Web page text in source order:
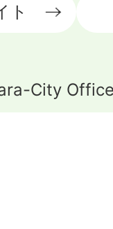
ト
City